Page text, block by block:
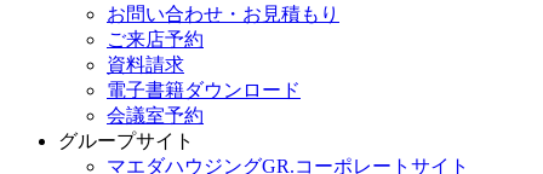
お問い合わせ・お見積もり
ご来店予約
資料請求
電子書籍ダウンロード
会議室予約
グループサイト
マエダハウジングGR.コーポレートサイト